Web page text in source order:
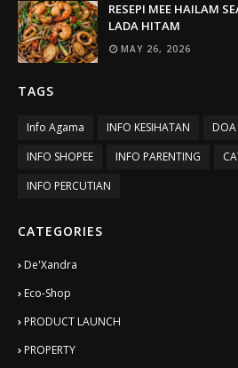
RESEPI MEE HAILAM
LADA HITAM
MAY 26, 2026
TAGS
Info Agama INFO KESIHATAN DOA
INFO SHOPEE
INFO PARENTING
INFO PERCUTIAN
CATEGORIES
De'Xandra
Eco-Shop
PRODUCT LAUNCH
PROPERTY